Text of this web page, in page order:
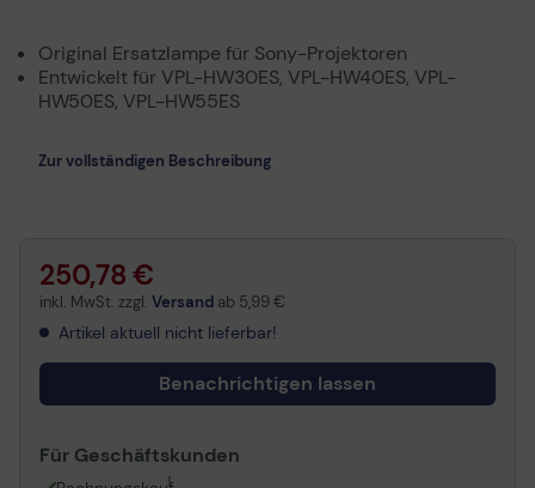
Original Ersatzlampe für Sony-Projektoren
Entwickelt für VPL-HW30ES, VPL-HW40ES, VPL-
HW50ES, VPL-HW55ES
Zur vollständigen Beschreibung
250,78 €
inkl. MwSt. zzgl. Versand ab 5,99 €
Artikel aktuell nicht lieferbar!
Benachrichtigen lassen
Für Geschäftskunden
1